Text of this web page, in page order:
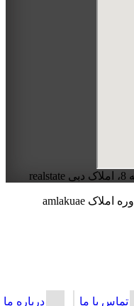
تمامی حقوق این سایت برای گروه مشاوره املاک amlakuae
تماس با ما درباره ما